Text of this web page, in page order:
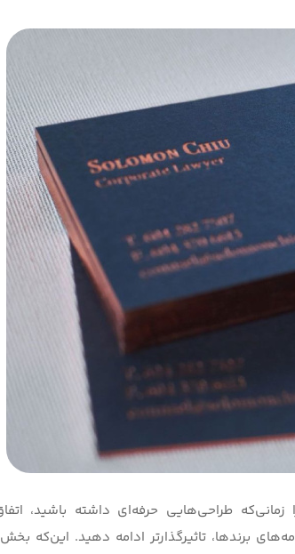
زمانی‌که طراحی‌هایی حرفه‌‌ای داشته باشید،
برندها، تاثیرگذارتر ادامه دهید. این‌که